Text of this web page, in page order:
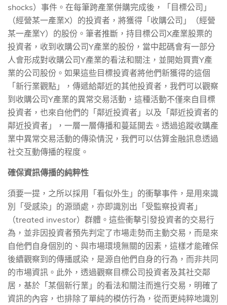
shocks）事件。在每筆跨產業併購完成後，「目標公司」
（經營某一產業X）的投資者，將獲得「收購公司」（經營
某一產業Y）的股份。筆者推斷，持目標公司X產業股票的
投資者，收到收購公司Y產業的股份，當中起碼會有一部分
人會形成對收購公司Y產業的看法和關注，並開始買賣Y產
業的公司股份。如果這些目標投資者將他們新獲得的這個
「新行業觀點」，傳遞給鄰近的其他投資者，我們可以觀察
到收購公司Y產業的異常交易活動，這種活動不僅來自目標
投資者，也來自他們的「鄰近投資者」以及「鄰近投資者的
鄰近投資者」，一層一層傳播和蔓延開去。透過追蹤收購產
業中異常交易活動的傳染情況，我們可以估算金融訊息透過
社交互動傳播的程度。
確保資訊傳播的純粹性
須要一提，之所以採用「看似外生」的衝擊事件，是用來識
別「受感染」的源頭處，亦即識別出「受監察投資者」
（treated investor）群體。這些衝擊引發投資者的交易行
為，並非因投資者預先判定了市場走勢而主動交易，而是來
自他們自身個別的、與市場環境無關的因素，這樣才能確保
後續觀察到的傳播感染，是源自他們自身的行為，而非共同
的市場資訊。此外，透過觀察目標公司投資者及其社交鄰
居，基於「某個新行業」的看法和關注而進行交易，明確了
資訊的內容，也排除了單純的模仿行為，從而更純粹地識別